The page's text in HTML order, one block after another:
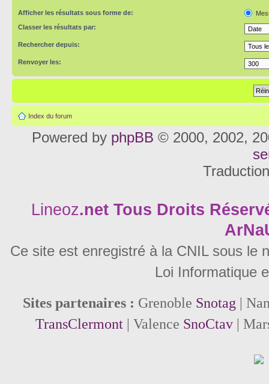
Afficher les résultats sous forme de:
Classer les résultats par:
Rechercher depuis:
Renvoyer les:
Index du forum
Powered by phpBB © 2000, 2002,
Lineoz.net Tous Droits
Ce site est enregistré à la CNIL sous le
Loi Informatique
Sites partenaires : Grenoble Snotag |
TransClermont| Valence SnoCtav|